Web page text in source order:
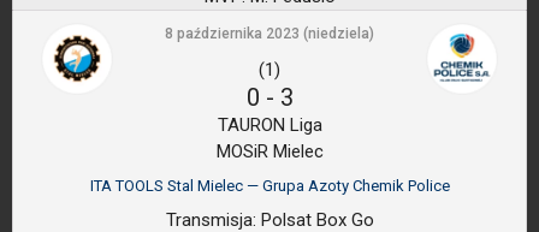
8 października 2023 (niedziela)
(1)
0 - 3
TAURON Liga
MOSiR Mielec
ITA TOOLS Stal Mielec — Grupa Azoty Chemik Police
Transmisja: Polsat Box Go